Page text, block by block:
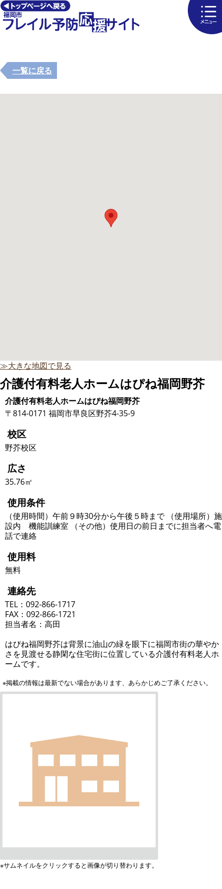
一覧に戻る
≫大きな地図で見る
介護付有料老人ホームはぴね福岡野芥
介護付有料老人ホームはぴね福岡野芥
〒814-0171 福岡市早良区野芥4-35-9
校区
野芥校区
広さ
35.76㎡
使用条件
（使用時間）午前９時30分から午後５時まで （使用場所）施
設内 機能訓練室 （その他）使用日の前日までに担当者へ電
話で連絡
使用料
無料
連絡先
TEL：092-866-1717
FAX：092-866-1721
担当者名：高田
はぴね福岡野芥は背景に油山の緑を眼下に福岡市街の華やか
さを見渡せる静閑な住宅街に位置している介護付有料老人ホ
ームです。
※掲載の情報は最新でない場合があります、あらかじめご了承ください。
※サムネイルをクリックすると画像が切り替わります。